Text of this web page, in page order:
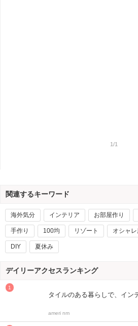
1/1
関連するキーワード
海外気分 インテリア お部屋作り
手作り 100均 リゾート オシャ
DIY 夏休み
デイリーアクセスランキング
タイルのある暮らしで、イン
ameri nm